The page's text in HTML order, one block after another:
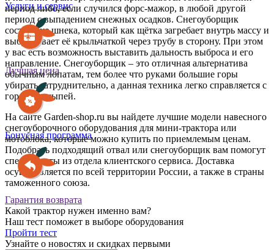
период либо, если случился форс-мажор, в любой другой
период с выпадением снежных осадков. Снегоуборщик
состоит из шнека, который как щётка загребает внутрь массу и
выбрасывает её крыльчаткой через трубу в сторону. При этом
у вас есть возможность выставить дальность выброса и его
направление. Снегоуборщик – это отличная альтернатива
обычным лопатам, тем более что руками большие горы
убирать затруднительно, а данная техника легко справляется с
горами насыпей.
На сайте Garden-shop.ru вы найдете лучшие модели навесного
снегоуборочного оборудования для мини-трактора или
мотоблока, которые можно купить по приемлемым ценам.
Подобрать подходящий отвал или снегоуборщик вам помогут
специалисты из отдела клиентского сервиса. Доставка
осуществляется по всей территории России, а также в страны
таможенного союза.
Услуги и сервис
Лучшая цена
Бонусная программа
Гарантия возврата
Какой трактор нужен именно вам?
Наш тест поможет в выборе оборудования
Пройти тест
Узнайте о новостях и скидках первыми